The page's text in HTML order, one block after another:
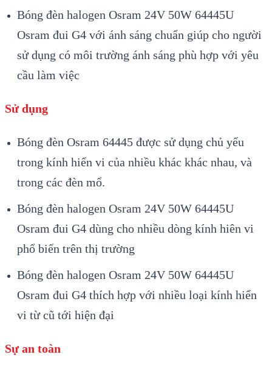
Bóng đèn halogen Osram 24V 50W 64445U
Osram đui G4 với ánh sáng chuẩn giúp cho người
sử dụng có môi trường ánh sáng phù hợp với yêu
cầu làm việc
Sử dụng
Bóng đèn Osram 64445 được sử dụng chủ yếu
trong kính hiển vi của nhiều khác khác nhau, và
trong các đèn mổ.
Bóng đèn halogen Osram 24V 50W 64445U
Osram đui G4 dùng cho nhiều dòng kính hiên vi
phổ biến trên thị trường
Bóng đèn halogen Osram 24V 50W 64445U
Osram đui G4 thích hợp với nhiều loại kính hiển
vi từ cũ tới hiện đại
Sự an toàn